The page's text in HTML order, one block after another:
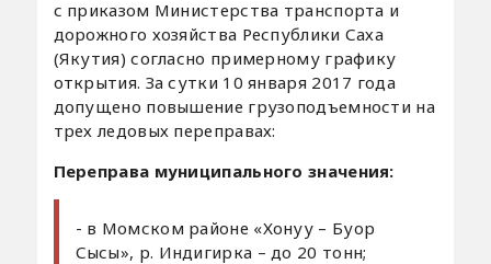
с приказом Министерства транспорта и
дорожного хозяйства Республики Саха
(Якутия) согласно примерному графику
открытия. За сутки 10 января 2017 года
допущено повышение грузоподъемности на
трех ледовых переправах:
Переправа муниципального значения:
- в Момском районе «Хонуу – Буор
Сысы», р. Индигирка – до 20 тонн;